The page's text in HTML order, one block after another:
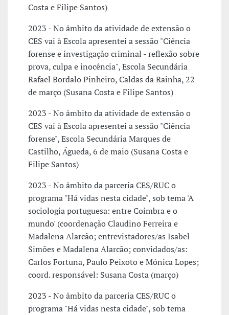
Costa e Filipe Santos)
2023 - No âmbito da atividade de extensão o
CES vai à Escola apresentei a sessão "Ciência
forense e investigação criminal - reflexão sobre
prova, culpa e inocência", Escola Secundária
Rafael Bordalo Pinheiro, Caldas da Rainha, 22
de março (Susana Costa e Filipe Santos)
2023 - No âmbito da atividade de extensão o
CES vai à Escola apresentei a sessão "Ciência
forense", Escola Secundária Marques de
Castilho, Águeda, 6 de maio (Susana Costa e
Filipe Santos)
2023 - No âmbito da parceria CES/RUC o
programa "Há vidas nesta cidade", sob tema 'A
sociologia portuguesa: entre Coimbra e o
mundo' (coordenação Claudino Ferreira e
Madalena Alarcão; entrevistadores/as Isabel
Simões e Madalena Alarcão; convidados/as:
Carlos Fortuna, Paulo Peixoto e Mónica Lopes;
coord. responsável: Susana Costa (março)
2023 - No âmbito da parceria CES/RUC o
programa "Há vidas nesta cidade", sob tema